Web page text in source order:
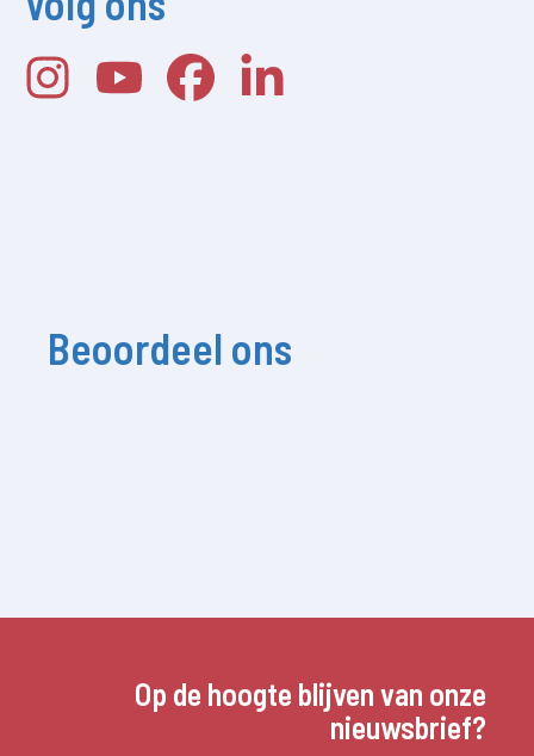
Beoordeel ons
Op de hoogte blijven van onze
nieuwsbrief?